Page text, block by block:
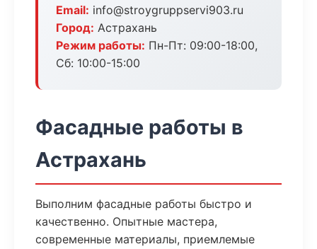
Email: info@stroygruppservi903.ru
Город: Астрахань
Режим работы: Пн-Пт: 09:00-18:00,
Сб: 10:00-15:00
Фасадные работы в
Астрахань
Выполним фасадные работы быстро и
качественно. Опытные мастера,
современные материалы, приемлемые